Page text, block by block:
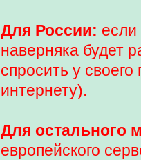
Для России: если
наверняка будет
спросить у
интернету).
Для остального
европейского